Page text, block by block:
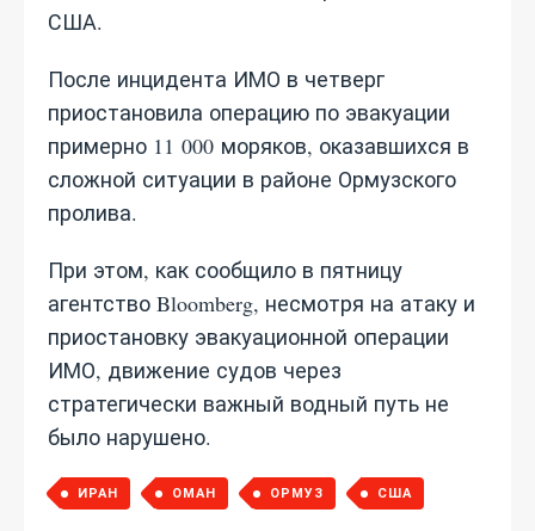
США.
После инцидента ИМО в четверг
приостановила операцию по эвакуации
примерно 11 000 моряков, оказавшихся в
сложной ситуации в районе Ормузского
пролива.
При этом, как сообщило в пятницу
агентство Bloomberg, несмотря на атаку и
приостановку эвакуационной операции
ИМО, движение судов через
стратегически важный водный путь не
было нарушено.
ИРАН ОМАН ОРМУЗ США